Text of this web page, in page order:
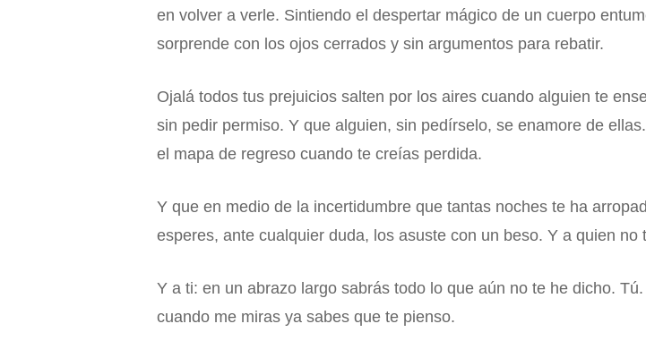
en volver a verle. Sintiendo el despertar mágico de un cuerpo
sorprende con los ojos cerrados y sin argumentos para rebatir.
Ojalá todos tus prejuicios salten por los aires cuando alguien te
sin pedir permiso. Y que alguien, sin pedírselo, se enamore de
el mapa de regreso cuando te creías perdida.
Y que en medio de la incertidumbre que tantas noches te ha
esperes, ante cualquier duda, los asuste con un beso. Y a quien
Y a ti: en un abrazo largo sabrás todo lo que aún no te he dicho.
cuando me miras ya sabes que te pienso.